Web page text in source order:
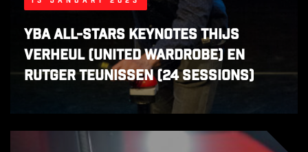
YBA All-Stars keynotes Thijs
Verheul (United Wardrobe) en
Rutger Teunissen (24 Sessions)